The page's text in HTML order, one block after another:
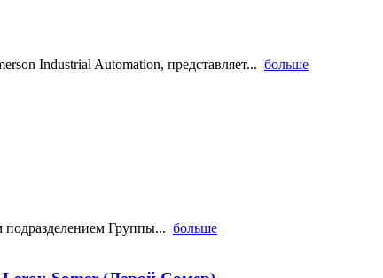
Industrial Automation, представляет... больше
подразделением Группы... больше